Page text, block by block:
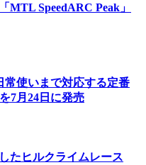
MTL SpeedARC Peak」
使いまで対応する定番
7月24日に発売
たヒルクライムレース